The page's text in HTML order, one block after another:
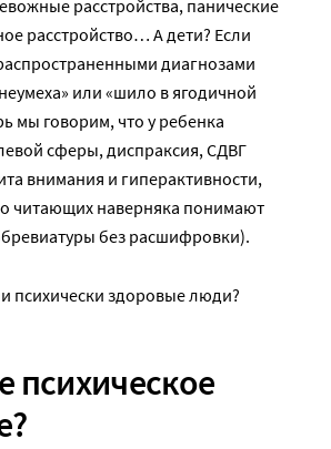
расстройства, панические
расстройство… А дети? Если
диагнозами
или «шило в ягодичной
мы говорим, что у ребенка
сферы, диспраксия, СДВГ
внимания и гиперактивности,
читающих наверняка понимают
без расшифровки).
психически здоровые люди?
психическое